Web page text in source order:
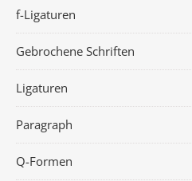
f-Ligaturen
Gebrochene Schriften
Ligaturen
Paragraph
Q-Formen